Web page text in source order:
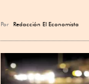
Por Redacción El Economista